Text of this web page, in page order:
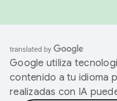
Google utiliza
contenido a tu idioma
realizadas con IA